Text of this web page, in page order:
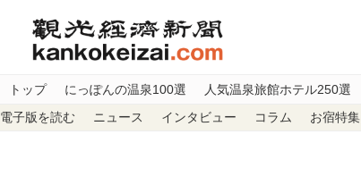
トップ にっぽんの温泉100選 人気温泉旅館ホテル250選
電子版を読む ニュース インタビュー コラム お宿特集